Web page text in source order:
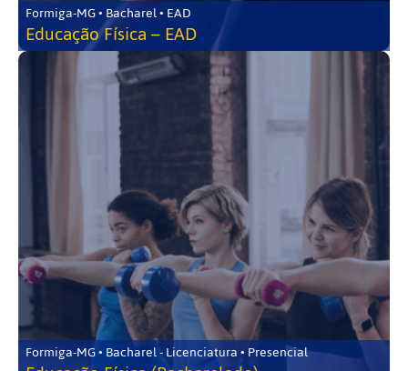
Formiga-MG • Bacharel • EAD
Educação Física – EAD
Formiga-MG • Bacharel - Licenciatura • Presencial